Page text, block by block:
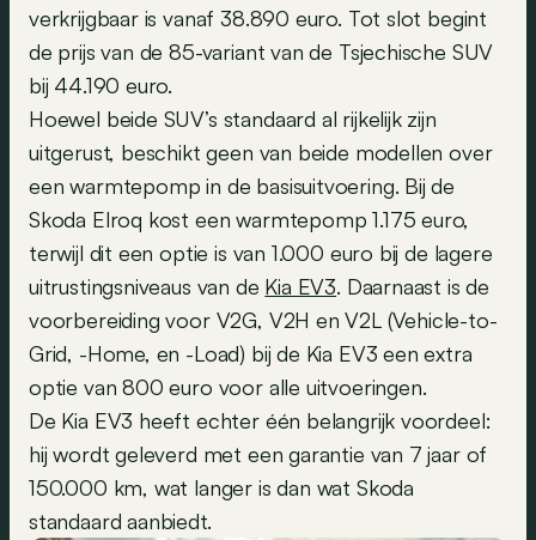
verkrijgbaar is vanaf 38.890 euro. Tot slot begint
de prijs van de 85-variant van de Tsjechische SUV
bij 44.190 euro.
Hoewel beide SUV’s standaard al rijkelijk zijn
uitgerust, beschikt geen van beide modellen over
een warmtepomp in de basisuitvoering. Bij de
Skoda Elroq kost een warmtepomp 1.175 euro,
terwijl dit een optie is van 1.000 euro bij de lagere
uitrustingsniveaus van de Kia EV3. Daarnaast is de
voorbereiding voor V2G, V2H en V2L (Vehicle-to-
Grid, -Home, en -Load) bij de Kia EV3 een extra
optie van 800 euro voor alle uitvoeringen.
De Kia EV3 heeft echter één belangrijk voordeel:
hij wordt geleverd met een garantie van 7 jaar of
150.000 km, wat langer is dan wat Skoda
standaard aanbiedt.